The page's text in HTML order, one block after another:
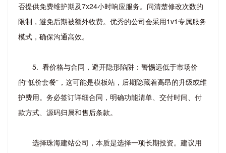
否提供免费维护期及7x24小时响应服务。问清楚修改次数的
限制，避免后期被额外收费。优秀的公司会采用1v1专属服务
模式，确保沟通高效。
5. 看价格与合同，避开隐形陷阱：警惕远低于市场价
的“低价套餐”，这可能是模板站，后期隐藏着高昂的升级或维
护费用。务必签订详细合同，明确功能清单、交付时间、付
款方式、源码归属和售后条款。
选择珠海建站公司，本质是选择一项长期投资。建议用